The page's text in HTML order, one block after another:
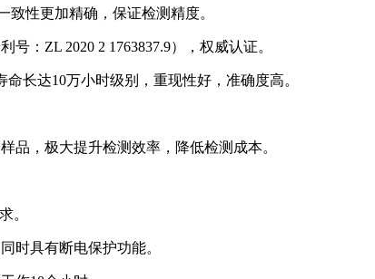
致性更加精确，保证检测精度。
：ZL 2020 2 1763837.9），权威认证。
长达10万小时级别，重现性好，准确度高。
品，极大提升检测效率，降低检测成本。
。
时具有断电保护功能。